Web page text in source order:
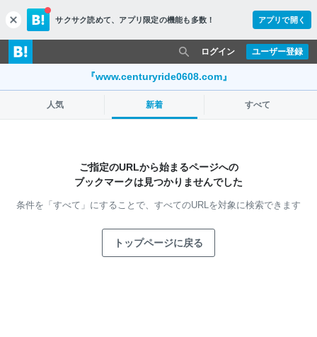
c
l
o
s
サクサク読めて、 アプリ限定の機能も多数！ アプリで開く
ユーザー登録
ログイン
『www.centuryride0608.com』
人気 新着 すべて
ご指定のURLから始まるページへの
ブックマークは見つかりませんでした
条件を「すべて」にすることで、 すべてのURLを対象に検索できます
トップページに戻る